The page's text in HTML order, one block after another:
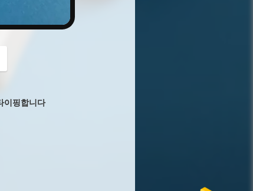
이핑합니다